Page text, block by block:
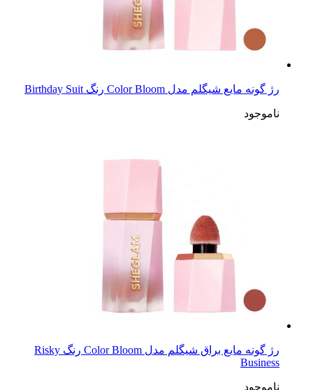
رژ گونه مایع شیگلم مدل Color Bloom رنگ Birthday Suit
ناموجود
رژ گونه مایع براق شیگلم مدل Color Bloom رنگ Risky
Business
ناموجود